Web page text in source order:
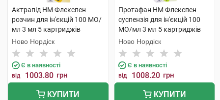
Актрапід HM Флекспен
розчин для ін'єкцій 100 МО/
мл 3 мл 5 картриджів
Ново Нордіск
Є в наявності
від 1003.80 грн
КУПИТИ
Протафан НМ Флекспен
суспензія для ін'єкцій 100
МО/мл 3 мл 5 картриджів
Ново Нордіск
Є в наявності
від 1008.20 грн
КУПИТИ